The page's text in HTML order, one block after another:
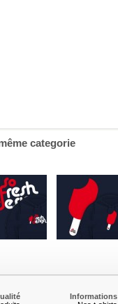
categorie
€
Ice Cream
35,00 €
Details
Informations